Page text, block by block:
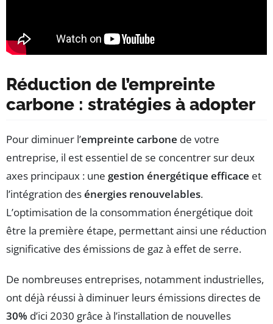
Réduction de l’empreinte
carbone : stratégies à adopter
Pour diminuer l’empreinte carbone de votre
entreprise, il est essentiel de se concentrer sur deux
axes principaux : une gestion énergétique efficace et
l’intégration desénergies renouvelables.
L’optimisation de la consommation énergétique doit
être la première étape, permettant ainsi une réduction
significative des émissions de gaz à effet de serre.
De nombreuses entreprises, notamment industrielles,
ont déjà réussi à diminuer leurs émissions directes de
30% d’ici 2030 grâce à l’installation de nouvelles